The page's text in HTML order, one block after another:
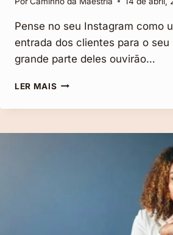
Pense no seu Instagram como
entrada dos clientes para o seu
grande parte deles ouvirão…
LER MAISPERFIL
INSTAGRAM
PARA